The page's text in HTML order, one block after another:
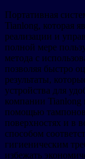
Портативная
Tianlong, которая
реализации и
полной мере
метода с
позволяя быстро
результаты,
устройства для
компании Tianlong
помощью тампонов
поверхностях и в
способом
гигиеническим
избежать